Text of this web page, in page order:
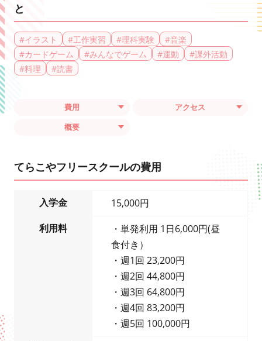
と
#イラスト #工作実習 #理科実験 #音楽
#カードゲーム #みんなでゲーム #運動 #課外活動
#料理 #読書
費用
アクセス
概要
てらこやフリースクールの費用
入学金
15,000円
利用料
・単発利用 1日6,000円(昼
食付き）
・週1回 23,200円
・週2回 44,800円
・週3回 64,800円
・週4回 83,200円
・週5回 100,000円